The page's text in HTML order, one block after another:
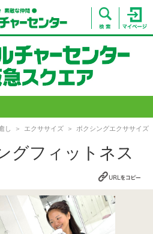
し エクササイズ ボクシングエクササイズ
グフィットネス